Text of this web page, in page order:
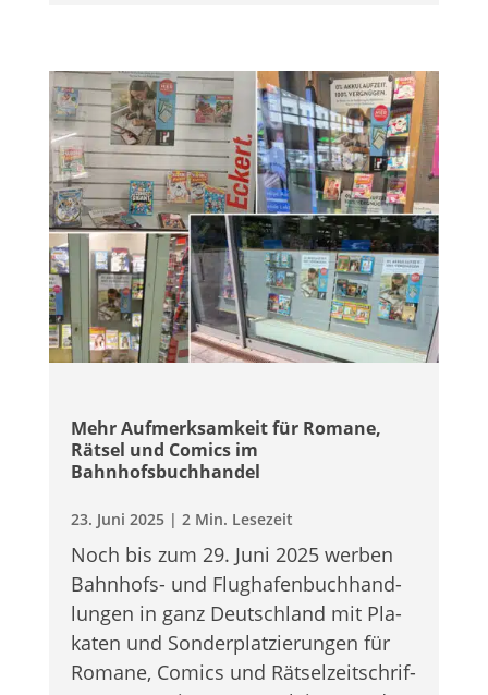
Mehr Auf­merk­sam­keit für Romane,
Rät­sel und Comics im
Bahnhofsbuchhandel
23. Juni 2025| 2 Min. Lesezeit
Noch bis zum 29. Juni 2025 wer­ben
Bahn­hofs- und Flug­ha­fen­buch­hand­
lun­gen in ganz Deutsch­land mit Pla­
ka­ten und Son­der­plat­zie­run­gen für
Romane, Comics und Rät­sel­zeit­schrif­